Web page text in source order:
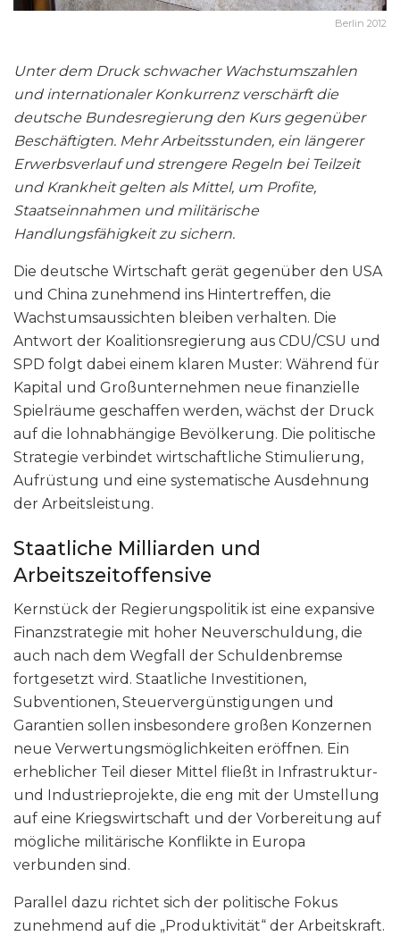
Berlin 2012
Unter dem Druck schwacher Wachstumszahlen
und internationaler Konkurrenz verschärft die
deutsche Bundesregierung den Kurs gegenüber
Beschäftigten. Mehr Arbeitsstunden, ein längerer
Erwerbsverlauf und strengere Regeln bei Teilzeit
und Krankheit gelten als Mittel, um Profite,
Staatseinnahmen und militärische
Handlungsfähigkeit zu sichern.
Die deutsche Wirtschaft gerät gegenüber den USA
und China zunehmend ins Hintertreffen, die
Wachstumsaussichten bleiben verhalten. Die
Antwort der Koalitionsregierung aus CDU/CSU und
SPD folgt dabei einem klaren Muster: Während für
Kapital und Großunternehmen neue finanzielle
Spielräume geschaffen werden, wächst der Druck
auf die lohnabhängige Bevölkerung. Die politische
Strategie verbindet wirtschaftliche Stimulierung,
Aufrüstung und eine systematische Ausdehnung
der Arbeitsleistung.
Staatliche Milliarden und
Arbeitszeitoffensive
Kernstück der Regierungspolitik ist eine expansive
Finanzstrategie mit hoher Neuverschuldung, die
auch nach dem Wegfall der Schuldenbremse
fortgesetzt wird. Staatliche Investitionen,
Subventionen, Steuervergünstigungen und
Garantien sollen insbesondere großen Konzernen
neue Verwertungsmöglichkeiten eröffnen. Ein
erheblicher Teil dieser Mittel fließt in Infrastruktur-
und Industrieprojekte, die eng mit der Umstellung
auf eine Kriegswirtschaft und der Vorbereitung auf
mögliche militärische Konflikte in Europa
verbunden sind.
Parallel dazu richtet sich der politische Fokus
zunehmend auf die „Produktivität“ der Arbeitskraft.